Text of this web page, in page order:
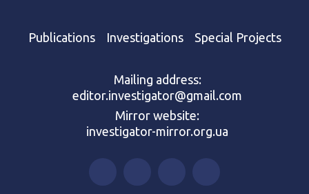
Publications Investigations Special Projects
Mailing address:
editor.investigator@gmail.com
Mirror website:
investigator-mirror.org.ua